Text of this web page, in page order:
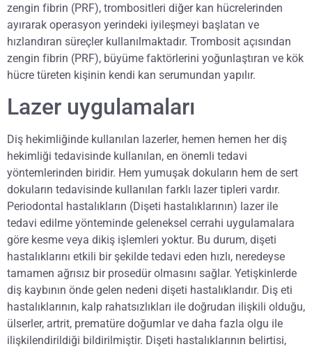
zengin fibrin (PRF), trombositleri diğer kan hücrelerinden
ayırarak operasyon yerindeki iyileşmeyi başlatan ve
hızlandıran süreçler kullanılmaktadır. Trombosit açısından
zengin fibrin (PRF), büyüme faktörlerini yoğunlaştıran ve kök
hücre türeten kişinin kendi kan serumundan yapılır.
Lazer uygulamaları
Diş hekimliğinde kullanılan lazerler, hemen hemen her diş
hekimliği tedavisinde kullanılan, en önemli tedavi
yöntemlerinden biridir. Hem yumuşak dokuların hem de sert
dokuların tedavisinde kullanılan farklı lazer tipleri vardır.
Periodontal hastalıkların (Dişeti hastalıklarının) lazer ile
tedavi edilme yönteminde geleneksel cerrahi uygulamalara
göre kesme veya dikiş işlemleri yoktur. Bu durum, dişeti
hastalıklarını etkili bir şekilde tedavi eden hızlı, neredeyse
tamamen ağrısız bir prosedür olmasını sağlar. Yetişkinlerde
diş kaybının önde gelen nedeni dişeti hastalıklarıdır. Diş eti
hastalıklarının, kalp rahatsızlıkları ile doğrudan ilişkili olduğu,
ülserler, artrit, prematüre doğumlar ve daha fazla olgu ile
ilişkilendirildiği bildirilmiştir. Dişeti hastalıklarının belirtisi,